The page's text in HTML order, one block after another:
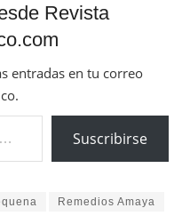
Revista
entradas en tu correo
Suscribirse
Remedios Amaya